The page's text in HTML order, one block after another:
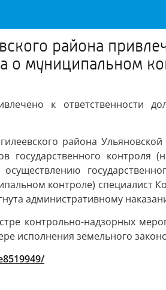
района
о муниципальном
к ответственности
района
контроля
контроле)
административному
контрольно-надзорных
исполнения земельного